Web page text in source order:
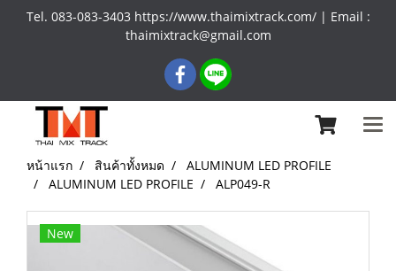
Tel. 083-083-3403 https://www.thaimixtrack.com/ | Email :
thaimixtrack@gmail.com
หน้าแรก สินค้าทั้งหมด
ALUMINUM LED PROFILE
ALUMINUM LED PROFILE
ALP049-R
New